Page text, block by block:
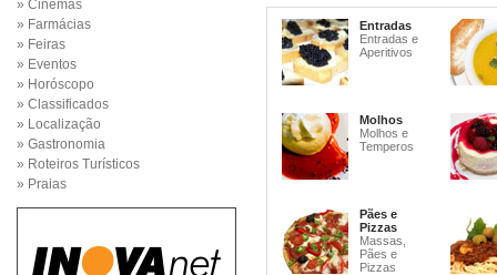
» Cinemas
» Farmácias
» Feiras
» Eventos
» Horóscopo
» Classificados
» Localização
» Gastronomia
» Roteiros Turísticos
» Praias
Entradas
Entradas e
Aperitivos
Molhos
Molhos e
Temperos
Pães e
Pizzas
Massas,
Pães e
Pizzas